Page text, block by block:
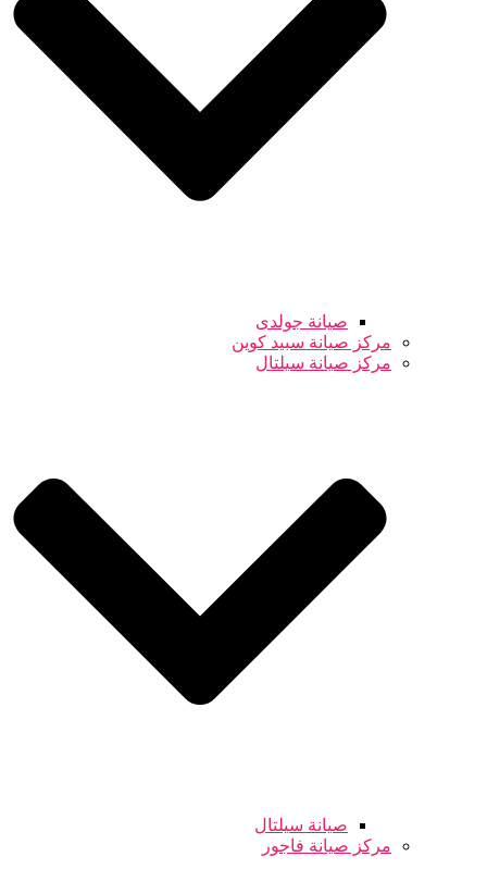
صيانة جولدى
مركز صيانة سبيد كوين
مركز صيانة سيلتال
صيانة سيلتال
مركز صيانة فاجور